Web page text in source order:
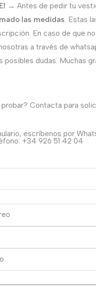
→ Antes de pedir tu
las medidas . Estas
En caso de que
a través de
posibles dudas. Muchas
probar? Contacta para
escríbenos por
+34 926 51 42 04